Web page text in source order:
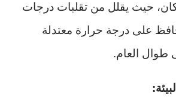
حيث يقلل من تقلبات درجات
على درجة حرارة معتدلة
طوال العام.